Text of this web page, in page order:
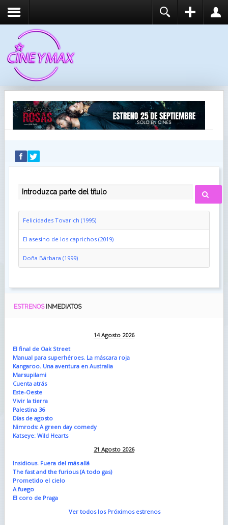
RECUÉRDEME
IDENTIFICARSE
INTRODUZCA PARTE DEL TÍTULO
Felicidades Tovarich (1995)
El asesino de los caprichos (2019)
Doña Bárbara (1999)
ESTRENOS INMEDIATOS
14 Agosto 2026
El final de Oak Street
Manual para superhéroes. La máscara roja
Kangaroo. Una aventura en Australia
Marsupilami
Cuenta atrás
Este-Oeste
Vivir la tierra
Palestina 36
Días de agosto
Nimrods: A green day comedy
Katseye: Wild Hearts
21 Agosto 2026
Insidious. Fuera del más allá
The fast and the furious (A todo gas)
Prometido el cielo
A fuego
El coro de Praga
Ver todos los Próximos estrenos